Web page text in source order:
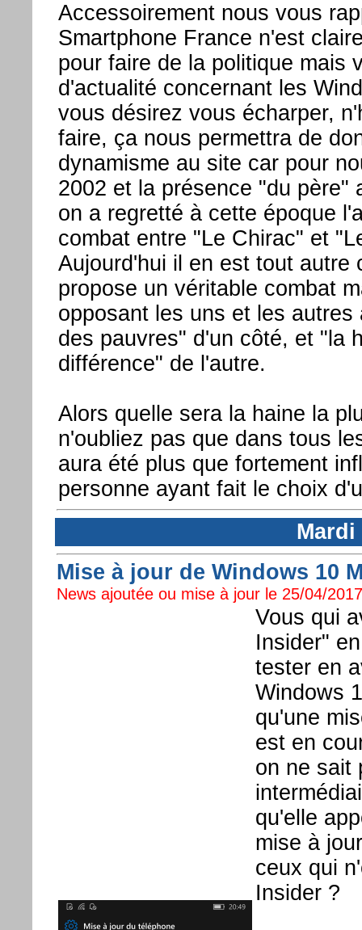
Accessoirement nous vous
Smartphone France n'est
pour faire de la politique mais
d'actualité concernant les
vous désirez vous écharper,
faire, ça nous permettra de
dynamisme au site car pour
2002 et la présence "du père"
on a regretté à cette époque
combat entre "Le Chirac" et
Aujourd'hui il en est tout autre
propose un véritable combat
opposant les uns et les autres
des pauvres" d'un côté, et "la
différence" de l'autre.
Alors quelle sera la haine la
n'oubliez pas que dans tous
aura été plus que fortement
personne ayant fait le choix
Mardi
Mise à jour de Windows 10
News ajoutée ou mise à jour le 25/04/
Vous qui
Insider"
tester en
Windows
qu'une
est en
on ne sait
qu'elle
mise à
ceux qui
Insider ?